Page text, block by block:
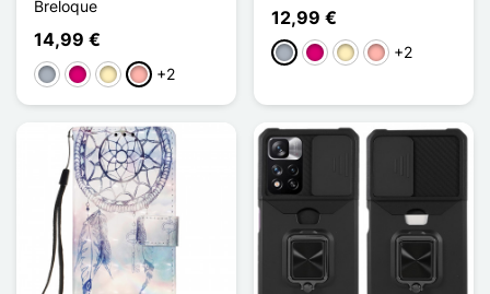
Breloque
14,99 €
GrauMagenta
GoldenRoségold
+2
12,99 €
GrauMagenta
GoldenRoségold
+2